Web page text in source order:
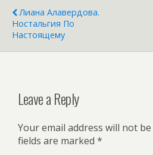
Лиана Алавердова.
Ностальгия По
Настоящему
Leave a Reply
Your email address will not
fields are marked *